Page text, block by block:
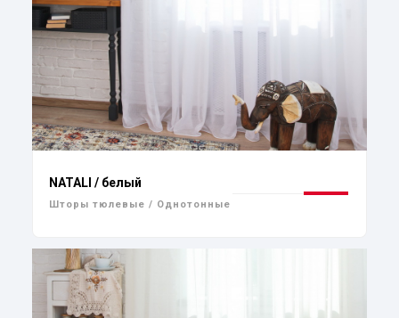
NATALI / белый
Шторы тюлевые / Однотонные